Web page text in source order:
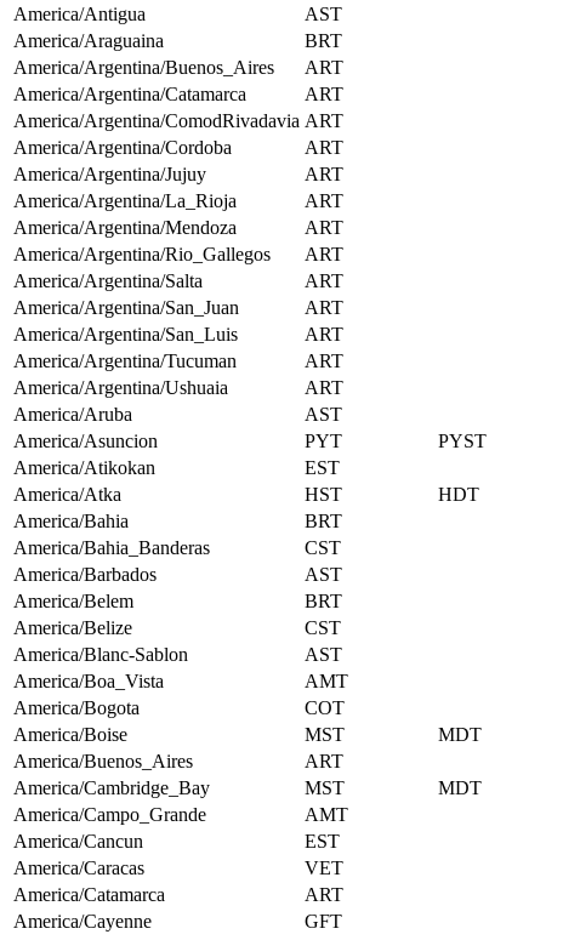
America/Antigua
AST
America/Araguaina
BRT
America/Argentina/Buenos_Aires
ART
America/Argentina/Catamarca
ART
America/Argentina/ComodRivadavia ART
America/Argentina/Cordoba
ART
America/Argentina/Jujuy
ART
America/Argentina/La_Rioja
ART
America/Argentina/Mendoza
ART
America/Argentina/Rio_Gallegos
ART
America/Argentina/Salta
ART
America/Argentina/San_Juan
ART
America/Argentina/San_Luis
ART
America/Argentina/Tucuman
ART
America/Argentina/Ushuaia
ART
America/Aruba
AST
America/Asuncion
PYT PYST
America/Atikokan
EST
America/Atka
HST HDT
America/Bahia
BRT
America/Bahia_Banderas
CST
America/Barbados
AST
America/Belem
BRT
America/Belize
CST
America/Blanc-Sablon
AST
America/Boa_Vista
AMT
America/Bogota
COT
America/Boise
MST MDT
America/Buenos_Aires
ART
America/Cambridge_Bay
MST MDT
America/Campo_Grande
AMT
America/Cancun
EST
America/Caracas
VET
America/Catamarca
ART
America/Cayenne
GFT